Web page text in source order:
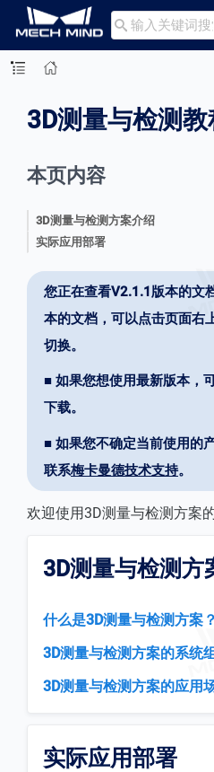

3D测量与检测教
本页内容
3D测量与检测方案介绍
实际应用部署
您正在查看V2.1.1版本的文
本的文档，可以点击页面右
切换。
■ 如果您想使用最新版本，
下载。
■ 如果您不确定当前使用的
联系梅卡曼德技术支持。
欢迎使用3D测量与检测方案
3D测量与检测方
什么是3D测量与检测方案？
3D测量与检测方案的系统
3D测量与检测方案的应用
实际应用部署